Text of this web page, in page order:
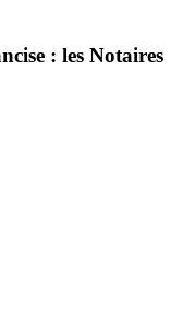
: les Notaires